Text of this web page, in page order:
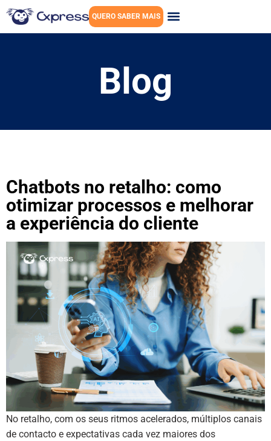
QUERO SABER MAIS
Blog
Chatbots no retalho: como
otimizar processos e melhorar
a experiência do cliente
No retalho, com os seus ritmos acelerados, múltiplos canais
de contacto e expectativas cada vez maiores dos